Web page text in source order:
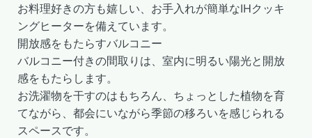
お料理好きの方も嬉しい、お手入れが簡単なIHクッキ
ングヒーターを備えています。
開放感をもたらすバルコニー
バルコニー付きの間取りは、室内に明るい陽光と開放
感をもたらします。
お洗濯物を干すのはもちろん、ちょっとした植物を育
てながら、都会にいながら季節の移ろいを感じられる
スペースです。